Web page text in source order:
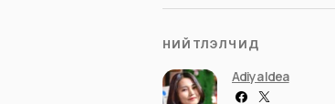
НИЙТЛЭЛЧИД
Adiya Idea